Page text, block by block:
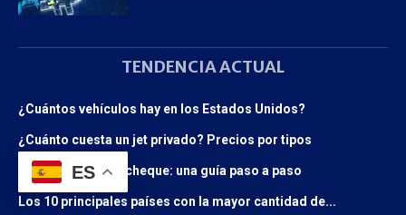
TENDENCIA ACTUAL
¿Cuántos vehículos hay en los Estados Unidos?
¿Cuánto cuesta un jet privado? Precios por tipos
Cómo escribir un cheque: una guía paso a paso
Los 10 principales países con la mayor cantidad de...
ES